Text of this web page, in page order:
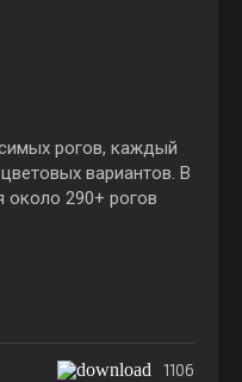
рогов, каждый
вариантов. В
около 290+ рогов
1106